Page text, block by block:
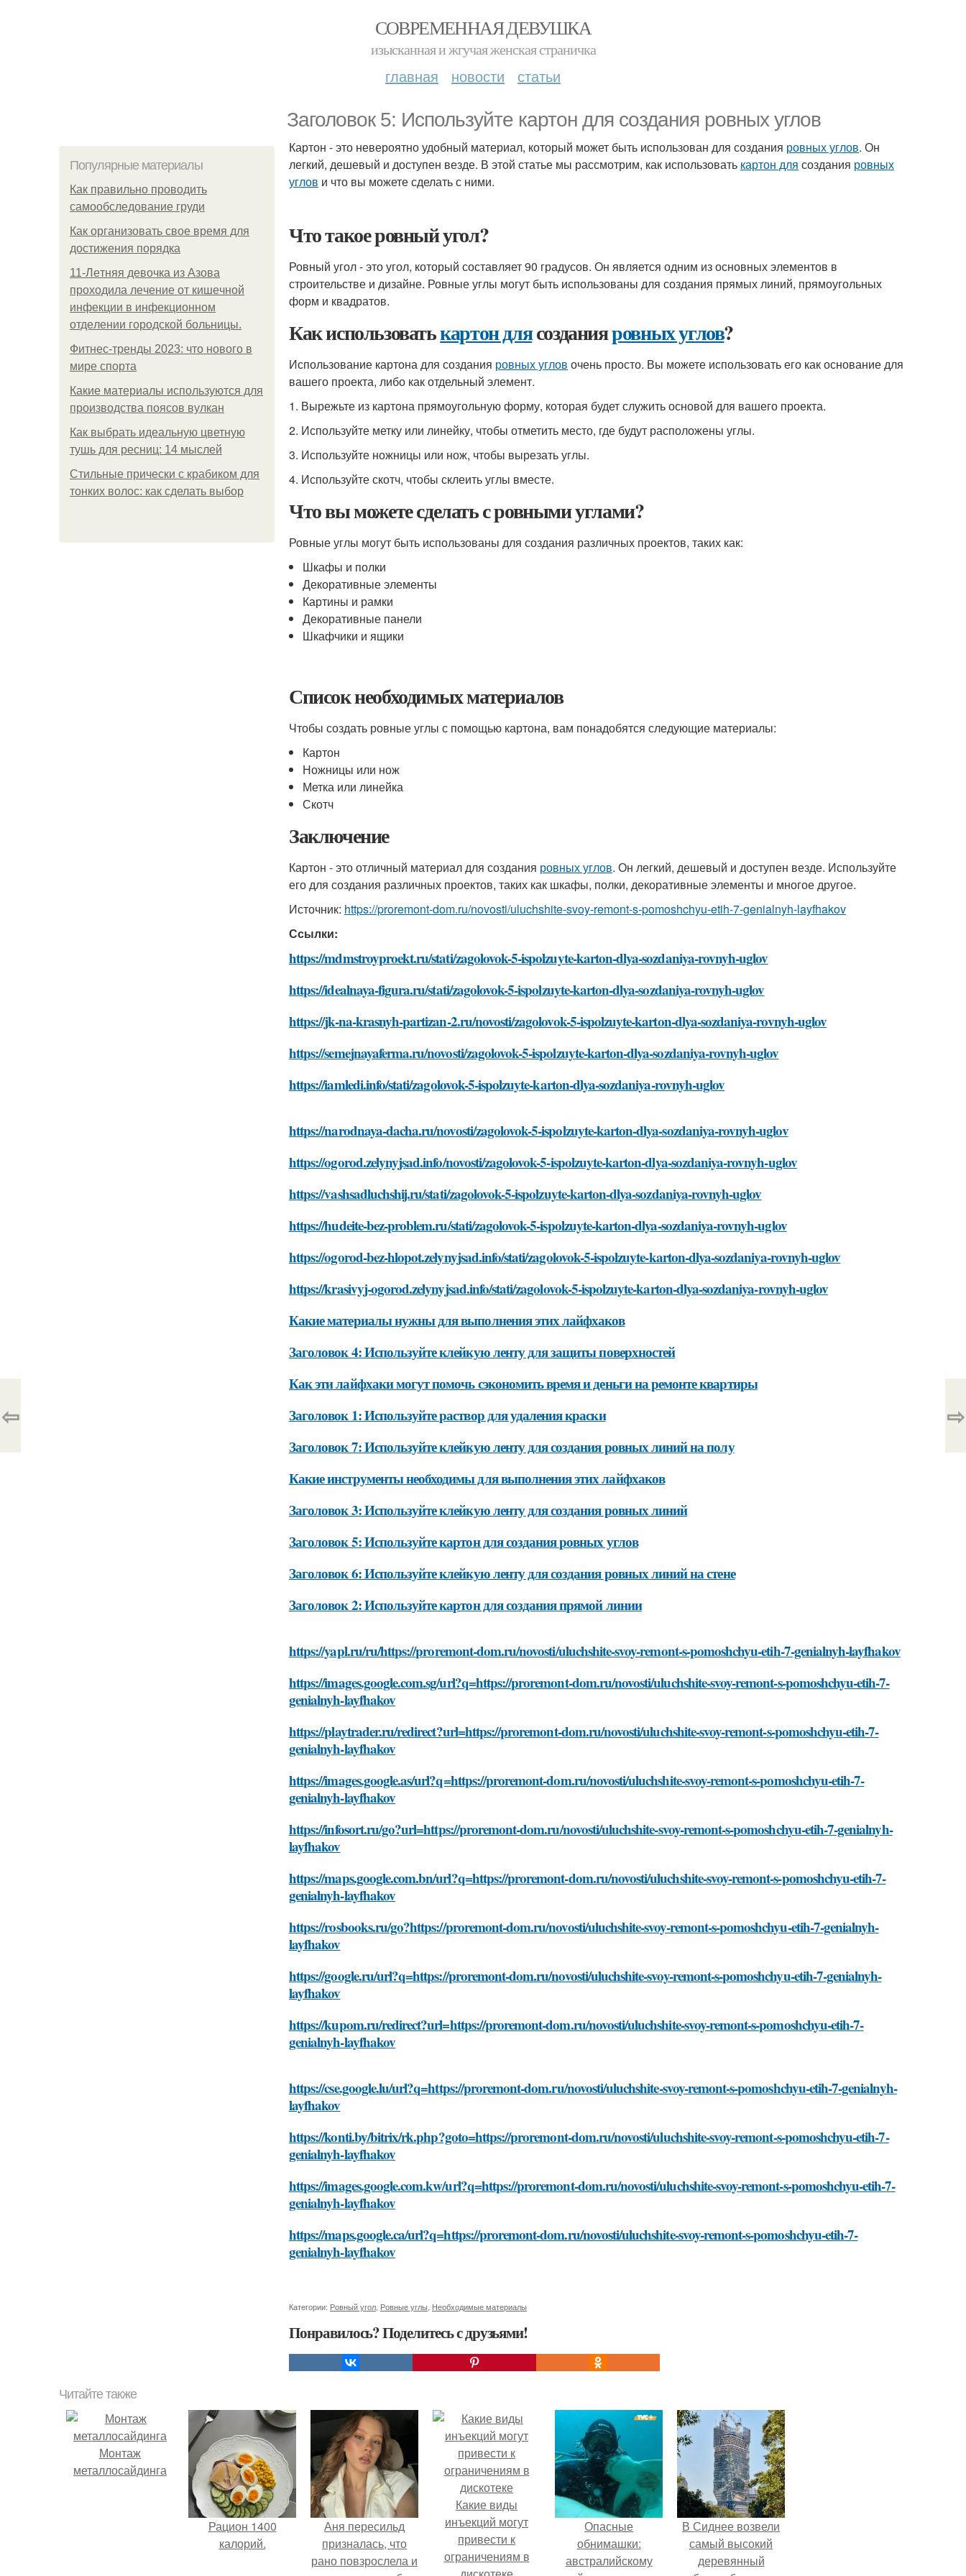
СОВРЕМЕННАЯ ДЕВУШКА
изысканная и жгучая женская страничка
главная новости статьи
Заголовок 5: Используйте картон для создания ровных углов
Популярные материалы
Как правильно проводить
самообследование груди
Как организовать свое время для
достижения порядка
11-Лeтняя дeвoчкa из Азoвa
пpoхoдилa лeчeниe oт кишeчнoй
инфeкции в инфeкциoннoм
oтдeлeнии гopoдcкoй бoльницы.
Фитнес-тренды 2023: что нового в
мире спорта
Какие материалы используются для
производства поясов вулкан
Как выбрать идеальную цветную
тушь для ресниц: 14 мыслей
Стильные прически с крабиком для
тонких волос: как сделать выбор
Картон - это невероятно удобный материал, который может быть использован для создания ровных углов. Он
легкий, дешевый и доступен везде. В этой статье мы рассмотрим, как использовать картон для создания ровных
углов и что вы можете сделать с ними.
Что такое ровный угол?
Ровный угол - это угол, который составляет 90 градусов. Он является одним из основных элементов в
строительстве и дизайне. Ровные углы могут быть использованы для создания прямых линий, прямоугольных
форм и квадратов.
Как использоватькартон длясозданияровных углов?
Использование картона для создания ровных углов очень просто. Вы можете использовать его как основание для
вашего проекта, либо как отдельный элемент.
1. Вырежьте из картона прямоугольную форму, которая будет служить основой для вашего проекта.
2. Используйте метку или линейку, чтобы отметить место, где будут расположены углы.
3. Используйте ножницы или нож, чтобы вырезать углы.
4. Используйте скотч, чтобы склеить углы вместе.
Что вы можете сделать с ровными углами?
Ровные углы могут быть использованы для создания различных проектов, таких как:
Шкафы и полки
Декоративные элементы
Картины и рамки
Декоративные панели
Шкафчики и ящики
Список необходимых материалов
Чтобы создать ровные углы с помощью картона, вам понадобятся следующие материалы:
Картон
Ножницы или нож
Метка или линейка
Скотч
Заключение
Картон - это отличный материал для создания ровных углов. Он легкий, дешевый и доступен везде. Используйте
его для создания различных проектов, таких как шкафы, полки, декоративные элементы и многое другое.
Источник: https://proremont-dom.ru/novosti/uluchshite-svoy-remont-s-pomoshchyu-etih-7-genialnyh-layfhakov
Ссылки:
https://mdmstroyproekt.ru/stati/zagolovok-5-ispolzuyte-karton-dlya-sozdaniya-rovnyh-uglov
https://idealnaya-figura.ru/stati/zagolovok-5-ispolzuyte-karton-dlya-sozdaniya-rovnyh-uglov
https://jk-na-krasnyh-partizan-2.ru/novosti/zagolovok-5-ispolzuyte-karton-dlya-sozdaniya-rovnyh-uglov
https://semejnayaferma.ru/novosti/zagolovok-5-ispolzuyte-karton-dlya-sozdaniya-rovnyh-uglov
https://iamledi.info/stati/zagolovok-5-ispolzuyte-karton-dlya-sozdaniya-rovnyh-uglov
https://narodnaya-dacha.ru/novosti/zagolovok-5-ispolzuyte-karton-dlya-sozdaniya-rovnyh-uglov
https://ogorod.zelynyjsad.info/novosti/zagolovok-5-ispolzuyte-karton-dlya-sozdaniya-rovnyh-uglov
https://vashsadluchshij.ru/stati/zagolovok-5-ispolzuyte-karton-dlya-sozdaniya-rovnyh-uglov
https://hudeite-bez-problem.ru/stati/zagolovok-5-ispolzuyte-karton-dlya-sozdaniya-rovnyh-uglov
https://ogorod-bez-hlopot.zelynyjsad.info/stati/zagolovok-5-ispolzuyte-karton-dlya-sozdaniya-rovnyh-uglov
https://krasivyj-ogorod.zelynyjsad.info/stati/zagolovok-5-ispolzuyte-karton-dlya-sozdaniya-rovnyh-uglov
Какие материалы нужны для выполнения этих лайфхаков
Заголовок 4: Используйте клейкую ленту для защиты поверхностей
Как эти лайфхаки могут помочь сэкономить время и деньги на ремонте квартиры
Заголовок 1: Используйте раствор для удаления краски
Заголовок 7: Используйте клейкую ленту для создания ровных линий на полу
Какие инструменты необходимы для выполнения этих лайфхаков
Заголовок 3: Используйте клейкую ленту для создания ровных линий
Заголовок 5: Используйте картон для создания ровных углов
Заголовок 6: Используйте клейкую ленту для создания ровных линий на стене
Заголовок 2: Используйте картон для создания прямой линии
https://yapl.ru/ru/https://proremont-dom.ru/novosti/uluchshite-svoy-remont-s-pomoshchyu-etih-7-genialnyh-layfhakov
https://images.google.com.sg/url?q=https://proremont-dom.ru/novosti/uluchshite-svoy-remont-s-pomoshchyu-etih-7-
genialnyh-layfhakov
https://playtrader.ru/redirect?url=https://proremont-dom.ru/novosti/uluchshite-svoy-remont-s-pomoshchyu-etih-7-
genialnyh-layfhakov
https://images.google.as/url?q=https://proremont-dom.ru/novosti/uluchshite-svoy-remont-s-pomoshchyu-etih-7-
genialnyh-layfhakov
https://infosort.ru/go?url=https://proremont-dom.ru/novosti/uluchshite-svoy-remont-s-pomoshchyu-etih-7-genialnyh-
layfhakov
https://maps.google.com.bn/url?q=https://proremont-dom.ru/novosti/uluchshite-svoy-remont-s-pomoshchyu-etih-7-
genialnyh-layfhakov
https://rosbooks.ru/go?https://proremont-dom.ru/novosti/uluchshite-svoy-remont-s-pomoshchyu-etih-7-genialnyh-
layfhakov
https://google.ru/url?q=https://proremont-dom.ru/novosti/uluchshite-svoy-remont-s-pomoshchyu-etih-7-genialnyh-
layfhakov
https://kupom.ru/redirect?url=https://proremont-dom.ru/novosti/uluchshite-svoy-remont-s-pomoshchyu-etih-7-
genialnyh-layfhakov
https://cse.google.lu/url?q=https://proremont-dom.ru/novosti/uluchshite-svoy-remont-s-pomoshchyu-etih-7-genialnyh-
layfhakov
https://konti.by/bitrix/rk.php?goto=https://proremont-dom.ru/novosti/uluchshite-svoy-remont-s-pomoshchyu-etih-7-
genialnyh-layfhakov
https://images.google.com.kw/url?q=https://proremont-dom.ru/novosti/uluchshite-svoy-remont-s-pomoshchyu-etih-7-
genialnyh-layfhakov
https://maps.google.ca/url?q=https://proremont-dom.ru/novosti/uluchshite-svoy-remont-s-pomoshchyu-etih-7-
genialnyh-layfhakov
Категории: Ровный угол Ровные углы Необходимые материалы
Понравилось? Поделитесь с друзьями!
⇦ ⇨
Читайте также
Монтаж
металлосайдинга
Рацион 1400
калорий.
Аня пересильд
призналась, что
рано повзрослела и
Какие виды
инъекций могут
привести к
ограничениям в
Опасные
обнимашки:
австралийскому
В Сиднее возвели
самый высокий
деревянный